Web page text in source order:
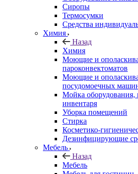
Сиропы
Термосумки
Средства
Химия
Назад
Химия
Моющие и
пароконвектоматов
Моющие и
посудомоечных
Мойка оборудования,
инвентаря
Уборка помещений
Стирка
Косметико-
Дезинфицирующие
Мебель
Назад
Мебель